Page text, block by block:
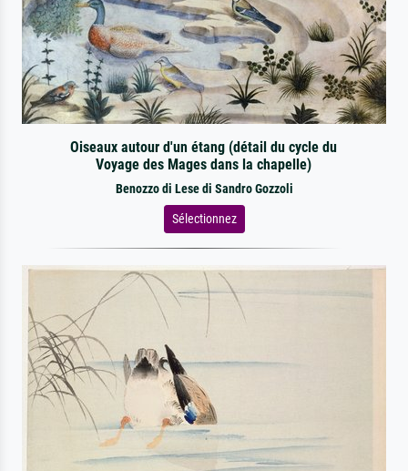
Oiseaux autour d'un étang (détail du cycle du
Voyage des Mages dans la chapelle)
Benozzo di Lese di Sandro Gozzoli
Sélectionnez